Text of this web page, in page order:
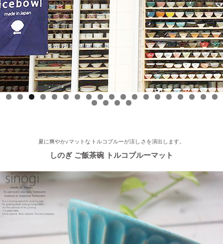
2025/9/17
≪中日新聞に掲載されました≫ 2025年9月17日 中日新聞朝刊18
面 近郊版 『わが街ぶらり探訪』コーナーにて白いごはん器のお
店 らいすぼーる 小牧店が紹介されました！ 近郊版(犬山、小牧
市、春日井市、豊山町、扶桑町、大口町)の地域の方、ぜひご覧
ください～★
2025/8/17
介されました。
2025/7/23
≪軽井沢店オープンしております！≫ 今シーズンも元気に営業
中！実店舗でしか取り扱ってない商品たくさんご用意しておりま
す♪ みなさまのご来店、お待ちしております。
2025/5/9
0 1 2 3 4 5 6 7 8 9
0 1 2 3
夏に爽やか♪マットなトルコブルーが涼しさを演出します。
しのぎ ご飯茶碗 トルコブルーマット